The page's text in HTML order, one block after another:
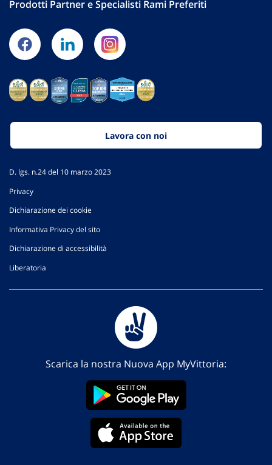
Prodotti Partner e Specialisti Rami Preferiti
Lavora con noi
D. lgs. n.24 del 10 marzo 2023
Privacy
Dichiarazione dei cookie
Informativa Privacy del sito
Dichiarazione di accessibilità
Liberatoria
Scarica la nostra Nuova App MyVittoria: